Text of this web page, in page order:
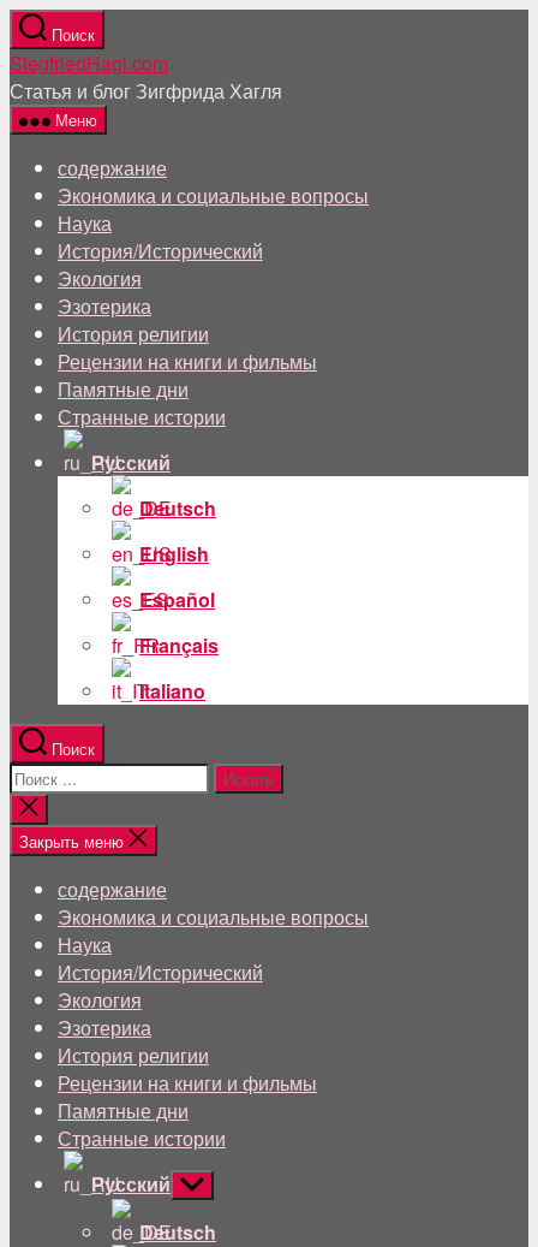
Перейти
к
содержанию
Поиск
SiegfriedHagl.com
Статья и блог Зигфрида Хагля
Меню
содержание
Экономика и социальные вопросы
Наука
История/Исторический
Экология
Эзотерика
История религии
Рецензии на книги и фильмы
Памятные дни
Странные истории
Русский
Deutsch
English
Español
Français
Italiano
Поиск
Поиск:
Близкий
поиск
Закрыть меню
содержание
Экономика и социальные вопросы
Наука
История/Исторический
Экология
Эзотерика
История религии
Рецензии на книги и фильмы
Памятные дни
Странные истории
Русский Показывать
подменю
Deutsch